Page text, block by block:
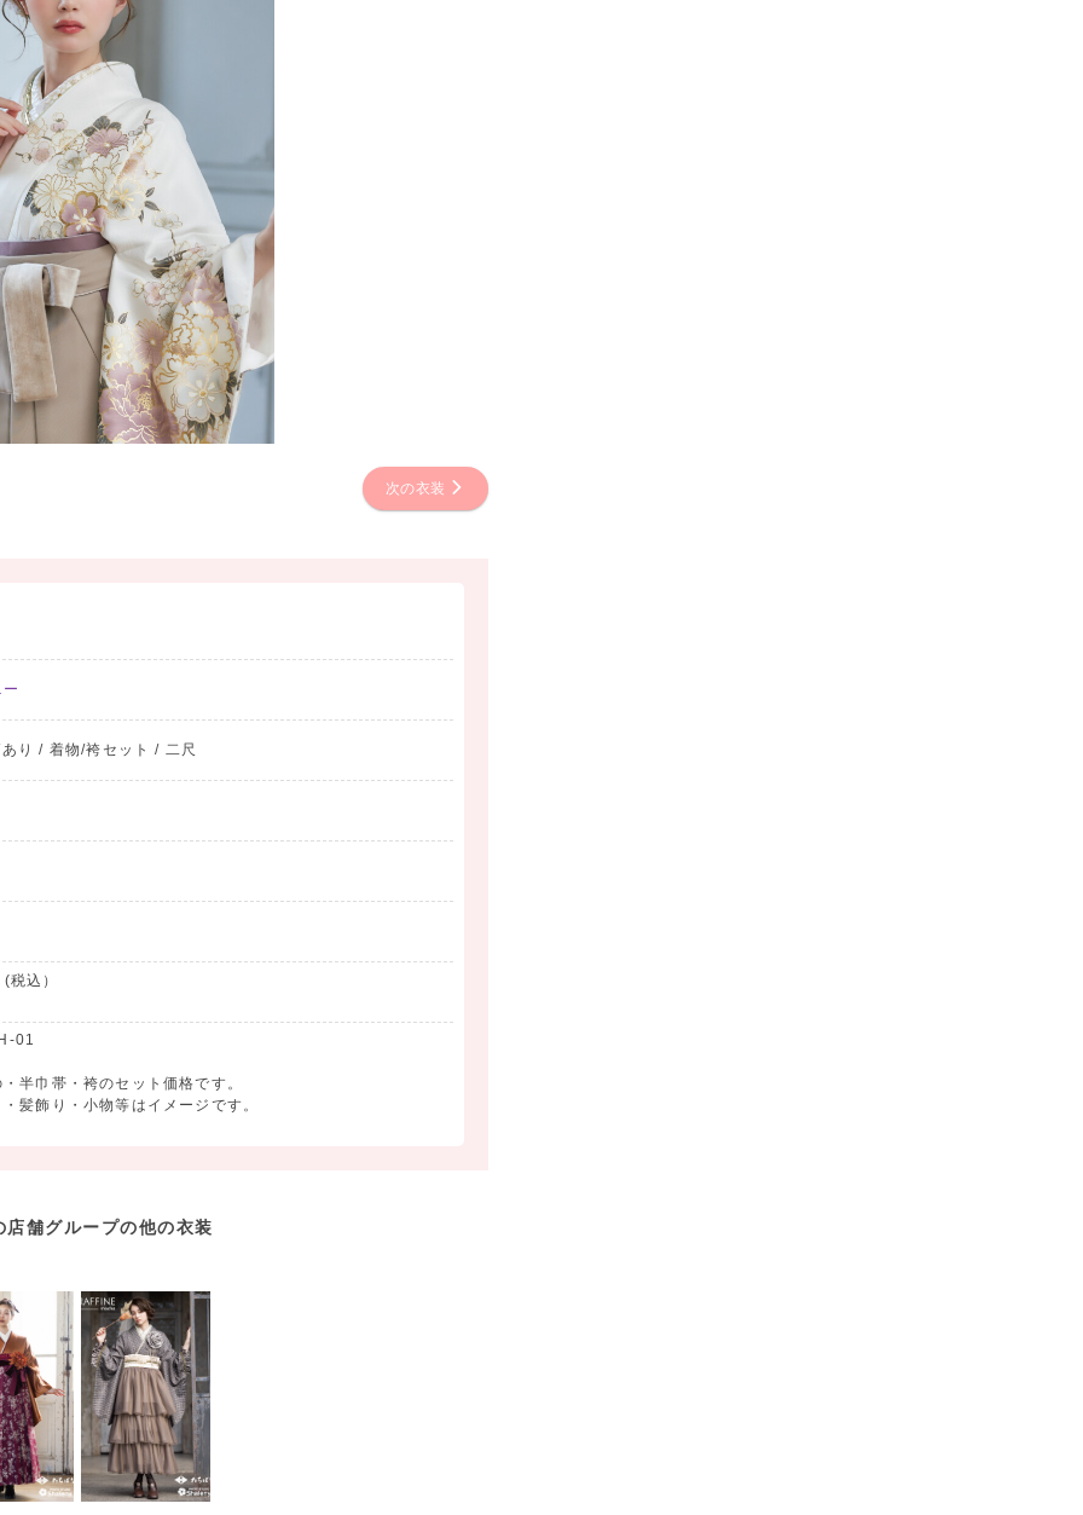
次の衣装
り / 着物/袴セット / 二尺
込）
01
半巾帯・袴のセット価格です。
髪飾り・小物等はイメージです。
店舗グループの他の衣装